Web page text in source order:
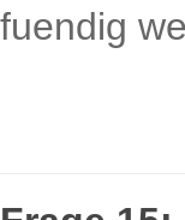
fuendig